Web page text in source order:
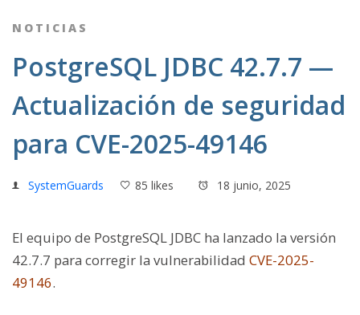
NOTICIAS
PostgreSQL JDBC 42.7.7 —
Actualización de seguridad
para CVE-2025-49146
SystemGuards 85 likes 18 junio, 2025
El equipo de PostgreSQL JDBC ha lanzado la versión
42.7.7 para corregir la vulnerabilidad CVE-2025-
49146.